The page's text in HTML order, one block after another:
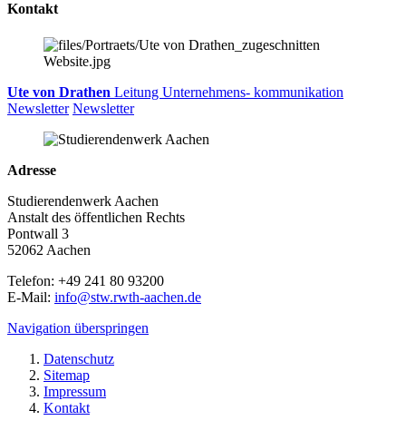
Kontakt
Ute von Drathen Leitung Unternehmens- kommunikation
Newsletter Newsletter
Adresse
Studierendenwerk Aachen
Anstalt des öffentlichen Rechts
Pontwall 3
52062 Aachen
Telefon: +49 241 80 93200
E-Mail: info@stw.rwth-aachen.de
Navigation überspringen
Datenschutz
Sitemap
Impressum
Kontakt